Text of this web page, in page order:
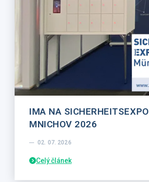
IMA NA SICHERHEITSEXPO
MNICHOV 2026
02. 07. 2026
Celý článek